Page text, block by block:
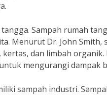
Sampah rumah
Menurut Dr. John Smith,
dan limbah
mengurangi dampak
sampah industri.